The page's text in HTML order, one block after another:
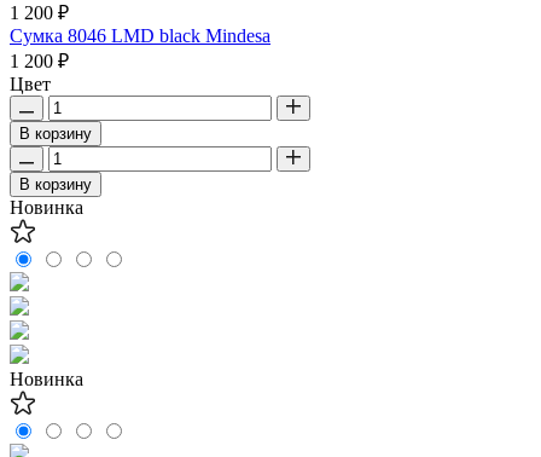
1 200 ₽
Сумка 8046 LMD black Mindesa
1 200 ₽
Цвет
В корзину
В корзину
Новинка
Новинка